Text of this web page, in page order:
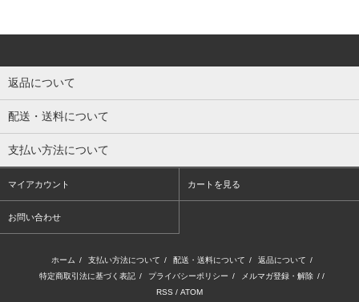
返品について
配送・送料について
支払い方法について
マイアカウント カートを見る
お問い合わせ
ホーム / 支払い方法について / 配送・送料について / 返品について /
特定商取引法に基づく表記 / プライバシーポリシー / メルマガ登録・解除 / /
RSS / ATOM